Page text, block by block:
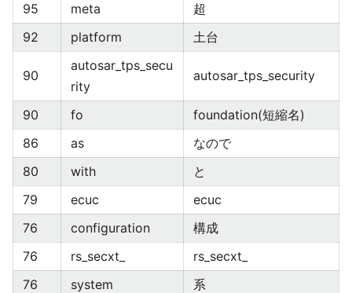
95
meta
超
92
platform 土台
90
autosar_tps_secu
rity
autosar_tps_security
90 fo
foundation(短縮名)
86
as
なので
80
with
と
79
ecuc
ecuc
76
configuration
構成
76
rs_secxt_
rs_secxt_
76
system
系